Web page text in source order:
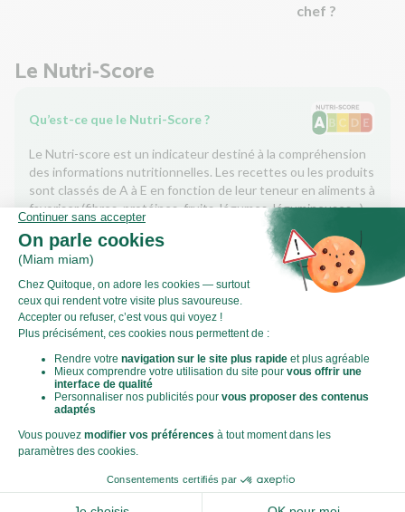
chef ?
Le Nutri-Score
Qu’est-ce que le Nutri-Score ?
Le Nutri-score est un indicateur destiné à la compréhension
des informations nutritionnelles. Les recettes ou les produits
sont classés de A à E en fonction de leur teneur en aliments à
favoriser (fibres, protéines, fruits, légumes, légumineuses...)
et en aliments à limiter (énergie, acides gras saturés, sucres,
sel...).
Le Score Carbone
Qu’est-ce que le score carbone ?
C'est un logo qui vous permet de visualiser l’empreinte
carbone de chaque plat et de faire des choix plus éclairés et
toujours aussi gourmands. Plus d'informationsici